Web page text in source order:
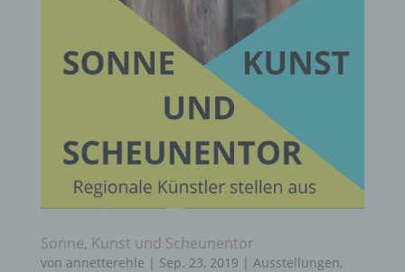
Sonne, Kunst und Scheunentor
von annetterehle | Sep. 23, 2019 | Ausstellungen,